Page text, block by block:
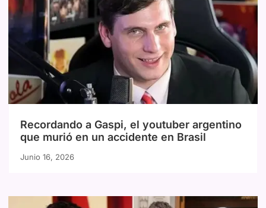
Recordando a Gaspi, el youtuber argentino
que murió en un accidente en Brasil
Junio 16, 2026